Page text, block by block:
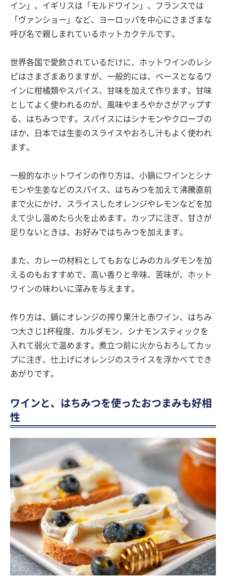
イン」、イギリスは「モルドワイン」、フランスでは
「ヴァンショー」など、ヨーロッパを中心にさまざまな
呼び名で親しまれているホットカクテルです。
世界各国で愛飲されているだけに、ホットワインのレシ
ピはさまざまありますが、一般的には、ベースとなるワ
インに柑橘類やスパイス、甘味を加えて作ります。甘味
としてよく使われるのが、風味やまろやかさがアップす
る、はちみつです。スパイスにはシナモンやクローブの
ほか、日本では生姜のスライスやおろし汁もよく使われ
ます。
一般的なホットワインの作り方は、小鍋にワインとシナ
モンや生姜などのスパイス、はちみつを加えて沸騰直前
まで火にかけ、スライスしたオレンジやレモンなどを加
えて少し温めたら火を止めます。カップに注ぎ、甘さが
足りないときは、お好みではちみつを加えます。
また、カレーの材料としてもおなじみのカルダモンを加
えるのもおすすめで、高い香りと辛味、苦味が、ホット
ワインの味わいに深みを与えます。
作り方は、鍋にオレンジの搾り果汁と赤ワイン、はちみ
つ大さじ1杯程度、カルダモン、シナモンスティックを
入れて弱火で温めます。煮立つ前に火からおろしてカッ
プに注ぎ、仕上げにオレンジのスライスを浮かべてでき
あがりです。
ワインと、はちみつを使ったおつまみも好相
性